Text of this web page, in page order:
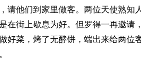
请他们到家里做客。两位天使熟知
在街上歇息为好。但罗得一再邀请
好菜，烤了无酵饼，端出来给两位